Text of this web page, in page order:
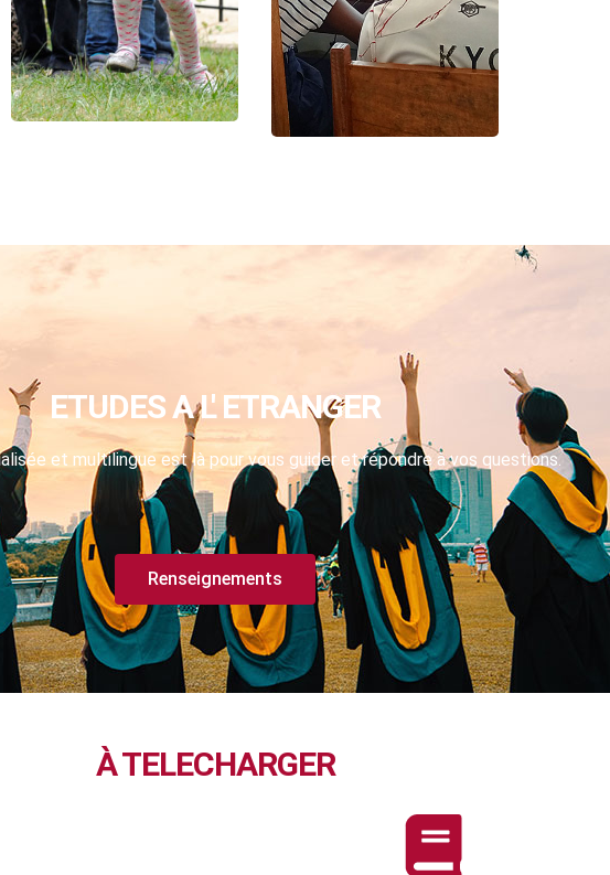
ETUDES A L' ETRANGER
et multilingue est là pour vous guider et répondre à vos questions.
Renseignements
À TELECHARGER